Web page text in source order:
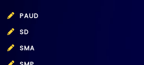
PAUD
SD
SMA